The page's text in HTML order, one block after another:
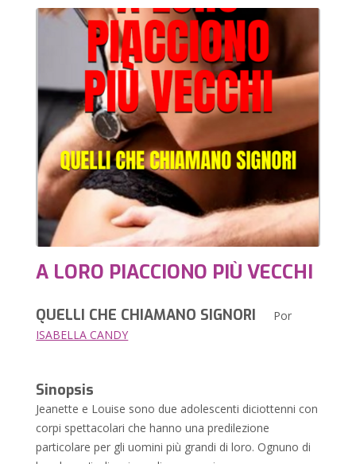
A LORO PIACCIONO PIÙ VECCHI
QUELLI CHE CHIAMANO SIGNORI Por
ISABELLA CANDY
Sinopsis
Jeanette e Louise sono due adolescenti diciottenni con
corpi spettacolari che hanno una predilezione
particolare per gli uomini più grandi di loro. Ognuno di